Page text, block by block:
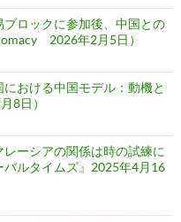
ロックに参加後、中国との
2026年2月5日）
おける中国モデル：動機と
8日）
ーシアの関係は時の試練に
ルタイムズ』2025年4月16